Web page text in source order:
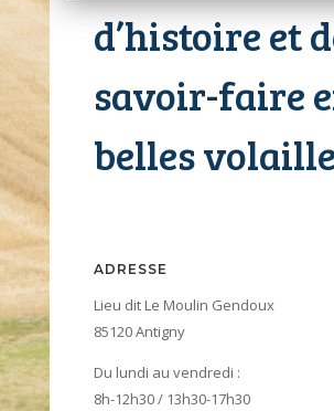
d’histoire et
savoir-faire
belles
ADRESSE
Lieu dit Le Moulin Gendoux
85120 Antigny
Du lundi au vendredi :
8h-12h30 / 13h30-17h30